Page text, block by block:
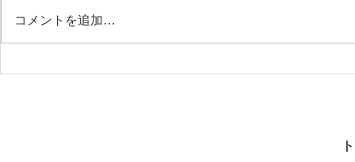
コメントを追加…